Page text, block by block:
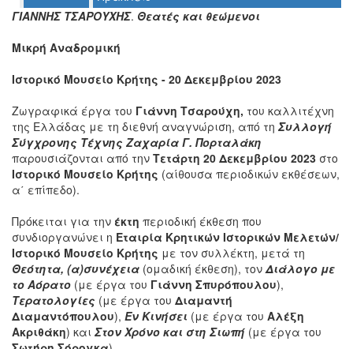
ΤΟΠΟΣ
ΜΑΣ
ΠΟΛΙΤΙΣΜΟΣ
ΑΝΘΕΚΤΙΚΗ
ΠΟΛΗ
ΓΙΑΝΝΗΣ ΤΣΑΡΟΥΧΗΣ. Θεατές και θεώμενοι
Μικρή Αναδρομική
Ιστορικό Μουσείο Κρήτης - 20 Δεκεμβρίου 2023
Ζωγραφικά έργα του Γιάννη Τσαρούχη, του καλλιτέχνη
της Ελλάδας με τη διεθνή αναγνώριση, από τη Συλλογή
Σύγχρονης Τέχνης Ζαχαρία Γ. Πορταλάκη
παρουσιάζονται από την Τετάρτη 20 Δεκεμβρίου 2023 στο
Ιστορικό Μουσείο Κρήτης (αίθουσα περιοδικών εκθέσεων,
α΄ επίπεδο).
Πρόκειται για την έκτη περιοδική έκθεση που
συνδιοργανώνει η Εταιρία Κρητικών Ιστορικών Μελετών/
Ιστορικό Μουσείο Κρήτης με τον συλλέκτη, μετά τη
Θεότητα, (α)συνέχεια (ομαδική έκθεση), τον Διάλογο με
το Αόρατο (με έργα του Γιάννη Σπυρόπουλου),
Τερατολογίες (με έργα του Διαμαντή
Διαμαντόπουλου), Εν Κινήσει (με έργα του Αλέξη
Ακριθάκη) και Στον Χρόνο και στη Σιωπή (με έργα του